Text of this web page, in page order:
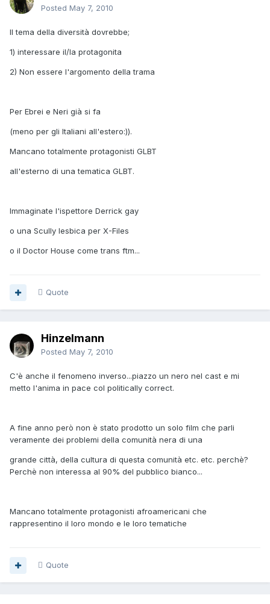
Posted May 7, 2010
Il tema della diversità dovrebbe;
1) interessare il/la protagonita
2) Non essere l'argomento della trama
Per Ebrei e Neri già si fa
(meno per gli Italiani all'estero:)).
Mancano totalmente protagonisti GLBT
all'esterno di una tematica GLBT.
Immaginate l'ispettore Derrick gay
o una Scully lesbica per X-Files
o il Doctor House come trans ftm...
Quote
Hinzelmann
Posted May 7, 2010
C'è anche il fenomeno inverso...piazzo un nero nel cast e mi
metto l'anima in pace col politically correct.
A fine anno però non è stato prodotto un solo film che parli
veramente dei problemi della comunità nera di una
grande città, della cultura di questa comunità etc. etc. perchè?
Perchè non interessa al 90% del pubblico bianco...
Mancano totalmente protagonisti afroamericani che
rappresentino il loro mondo e le loro tematiche
Quote